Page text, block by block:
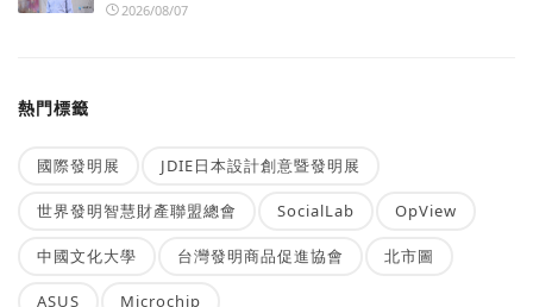
2026/08/07
熱門標籤
國際發明展 JDIE日本設計創意暨發明展
世界發明智慧財產聯盟總會 SocialLab OpView
中國文化大學 台灣發明商品促進協會 北市圖
ASUS Microchip